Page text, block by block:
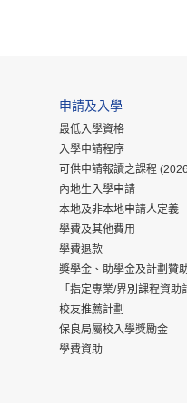
申請及入學
最低入學資格
入學申請程序
可供申請報讀之課程
內地生入學申請
本地及非本地申請人定義
學費及其他費用
學費退款
獎學金、助學金及計劃贊
「指定專業/界別課程資
校友推薦計劃
保良局屬校入學獎勵金
學費資助